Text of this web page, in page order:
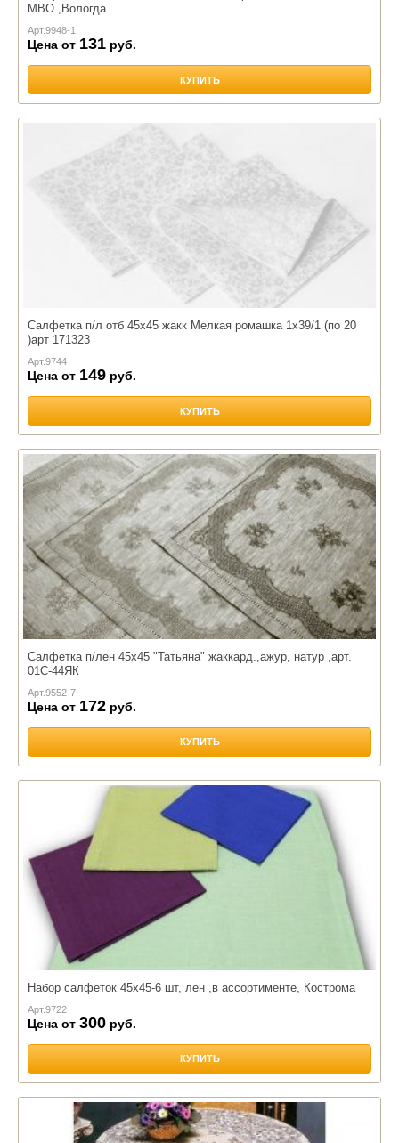
МВО ,Вологда
Арт.9948-1
Цена от 131 руб.
КУПИТЬ
Салфетка п/л отб 45х45 жакк Мелкая ромашка 1х39/1 (по 20
)арт 171323
Арт.9744
Цена от 149 руб.
КУПИТЬ
Салфетка п/лен 45х45 "Татьяна" жаккард.,ажур, натур ,арт.
01С-44ЯК
Арт.9552-7
Цена от 172 руб.
КУПИТЬ
Набор салфеток 45х45-6 шт, лен ,в ассортименте, Кострома
Арт.9722
Цена от 300 руб.
КУПИТЬ